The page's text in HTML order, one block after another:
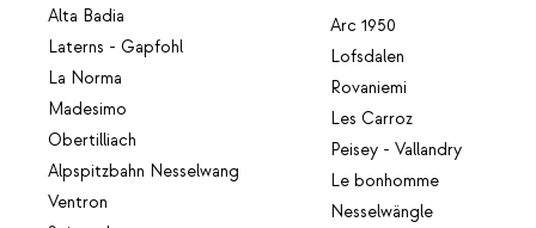
Alta Badia
Laterns - Gapfohl
La Norma
Madesimo
Obertilliach
Alpspitzbahn Nesselwang
Ventron
Arc 1950
Lofsdalen
Rovaniemi
Les Carroz
Peisey - Vallandry
Le bonhomme
Nesselwängle